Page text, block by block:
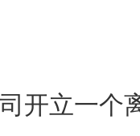
开立一个